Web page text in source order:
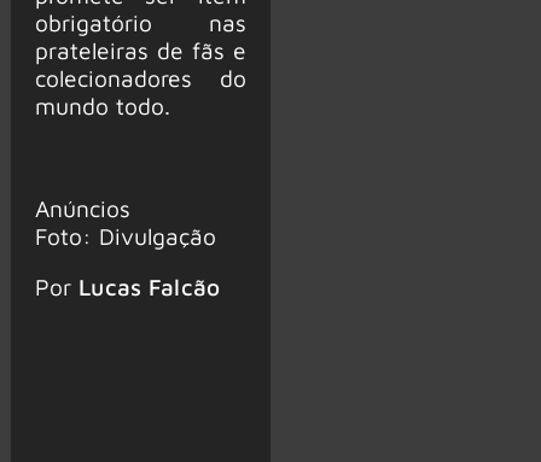
obrigatório nas
prateleiras de fãs e
colecionadores do
mundo todo.
Anúncios
Foto: Divulgação
Por Lucas Falcão